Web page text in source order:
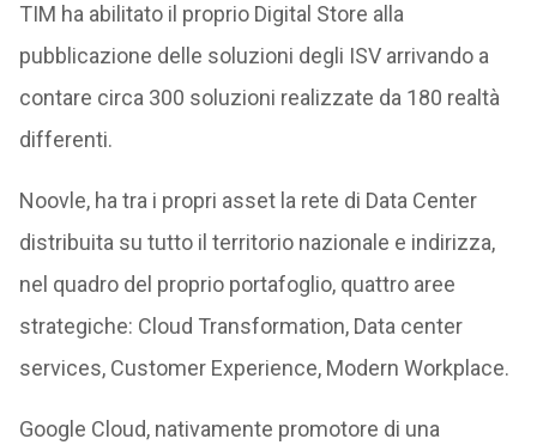
TIM ha abilitato il proprio Digital Store alla
pubblicazione delle soluzioni degli ISV arrivando a
contare circa 300 soluzioni realizzate da 180 realtà
differenti.
Noovle, ha tra i propri asset la rete di Data Center
distribuita su tutto il territorio nazionale e indirizza,
nel quadro del proprio portafoglio, quattro aree
strategiche: Cloud Transformation, Data center
services, Customer Experience, Modern Workplace.
Google Cloud, nativamente promotore di una